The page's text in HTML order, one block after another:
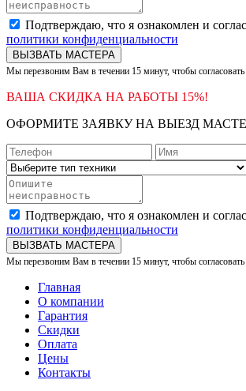
Подтверждаю, что я ознакомлен и
политики конфиденциальности
ВЫЗВАТЬ МАСТЕРА
Мы перезвоним Вам в течении 15 минут, чтобы согласовать
ВАША СКИДКА НА РАБОТЫ 15%!
ОФОРМИТЕ ЗАЯВКУ НА ВЫЕЗД
Подтверждаю, что я ознакомлен и
политики конфиденциальности
ВЫЗВАТЬ МАСТЕРА
Мы перезвоним Вам в течении 15 минут, чтобы согласовать
Главная
О компании
Гарантия
Скидки
Оплата
Цены
Контакты